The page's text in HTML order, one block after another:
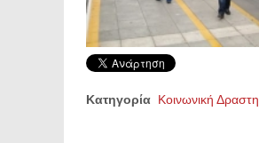
Κατηγορία Κοινωνική